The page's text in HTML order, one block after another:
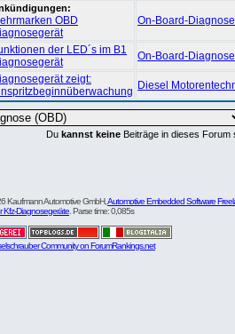
OBD
On-Board-
der LED´s im B1
On-Board-
zeigt:
Diesel
Du kannst keine Beiträge in dieses Forum
Kaufmann Automotive GmbH,Automotive Embedded Software
Kfz-Diagnosegeräte . Parse time: 0,085s